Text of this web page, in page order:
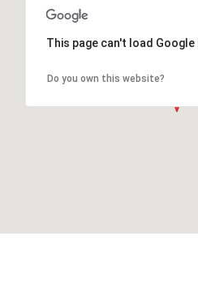
This page can't load
Do you own this website?